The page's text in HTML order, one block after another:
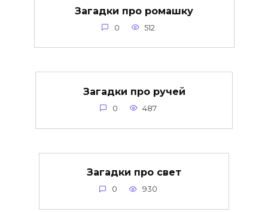
Загадки про ромашку
0 512
Загадки про ручей
0 487
Загадки про свет
0 930